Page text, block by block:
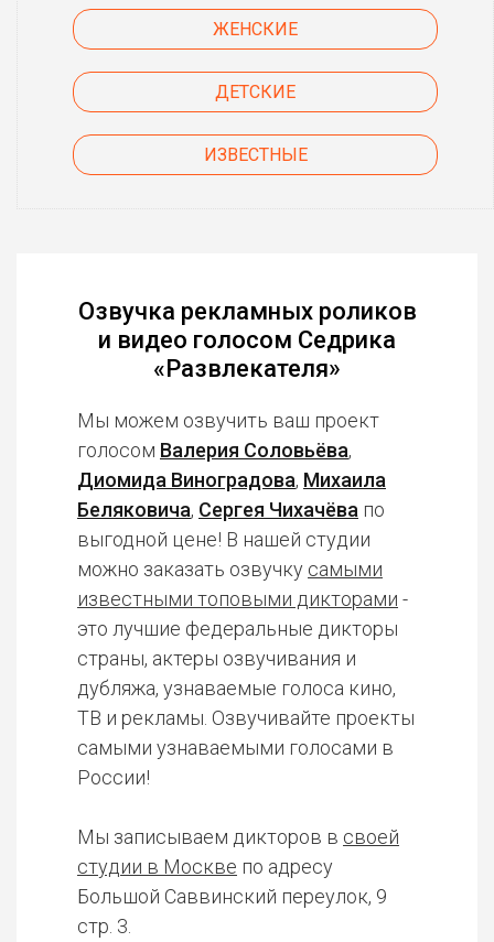
ЖЕНСКИЕ
ДЕТСКИЕ
ИЗВЕСТНЫЕ
Озвучка рекламных роликов
и видео голосом Седрика
«Развлекателя»
Мы можем озвучить ваш проект
голосом Валерия Соловьёва,
Диомида Виноградова, Михаила
Беляковича, Сергея Чихачёва по
выгодной цене! В нашей студии
можно заказать озвучку самыми
известными топовыми дикторами -
это лучшие федеральные дикторы
страны, актеры озвучивания и
дубляжа, узнаваемые голоса кино,
ТВ и рекламы. Озвучивайте проекты
самыми узнаваемыми голосами в
России!
Мы записываем дикторов в своей
студии в Москве по адресу
Большой Саввинский переулок, 9
стр. 3.